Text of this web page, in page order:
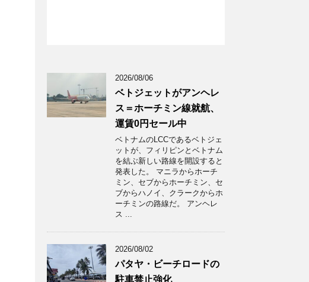
2026/08/06
ベトジェットがアンヘレ
ス＝ホーチミン線就航、
運賃0円セール中
ベトナムのLCCであるベトジェ
ットが、フィリピンとベトナム
を結ぶ新しい路線を開設すると
発表した。 マニラからホーチ
ミン、セブからホーチミン、セ
ブからハノイ、クラークからホ
ーチミンの路線だ。 アンヘレ
ス ...
2026/08/02
パタヤ・ビーチロードの
駐車禁止強化